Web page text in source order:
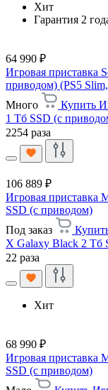
Хит
Гарантия 2
64 990 ₽
Игровая приставка
приводом) (PS5
Много
Купить
1 Тб SSD (c
2254 раза
106 889 ₽
Игровая приставка
SSD (с приводом)
Под заказ
X Galaxy Black 2 Тб
22 раза
Хит
68 990 ₽
Игровая приставка
SSD (с приводом)